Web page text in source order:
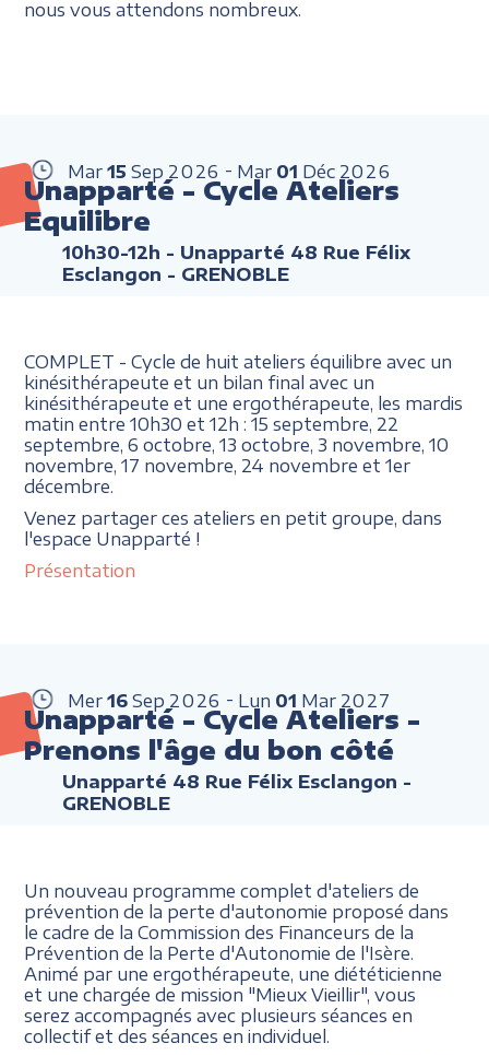
nous vous attendons nombreux.
Mar 15 Sep 2026 Mar 01 Déc 2026
Unapparté - Cycle Ateliers
Equilibre
10h30-12h - Unapparté 48 Rue Félix
Esclangon - GRENOBLE
COMPLET - Cycle de huit ateliers équilibre avec un
kinésithérapeute et un bilan final avec un
kinésithérapeute et une ergothérapeute, les mardis
matin entre 10h30 et 12h : 15 septembre, 22
septembre, 6 octobre, 13 octobre, 3 novembre, 10
novembre, 17 novembre, 24 novembre et 1er
décembre.
Venez partager ces ateliers en petit groupe, dans
l'espace Unapparté !
Présentation
Mer 16 Sep 2026 Lun 01 Mar 2027
Unapparté - Cycle Ateliers -
Prenons l'âge du bon côté
Unapparté 48 Rue Félix Esclangon -
GRENOBLE
Un nouveau programme complet d'ateliers de
prévention de la perte d'autonomie proposé dans
le cadre de la Commission des Financeurs de la
Prévention de la Perte d'Autonomie de l'Isère.
Animé par une ergothérapeute, une diététicienne
et une chargée de mission "Mieux Vieillir", vous
serez accompagnés avec plusieurs séances en
collectif et des séances en individuel.